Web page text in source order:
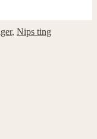
, Nips ting